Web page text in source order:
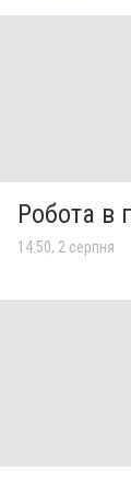
Робота в
14:50, 2 серпня